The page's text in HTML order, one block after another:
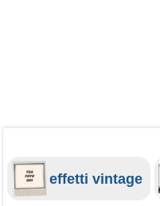
effetti vintage